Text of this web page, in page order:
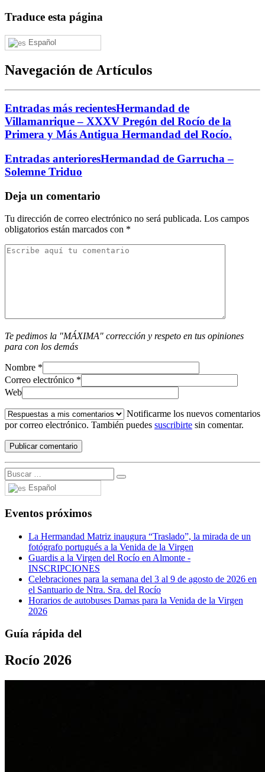
Traduce esta página
Español
Navegación de Artículos
Entradas más recientesHermandad de
Villamanrique – XXXV Pregón del Rocío de la
Primera y Más Antigua Hermandad del Rocío.
Entradas anterioresHermandad de Garrucha –
Solemne Triduo
Deja un comentario
Tu dirección de correo electrónico no será publicada. Los campos
obligatorios están marcados con *
Te pedimos la "MÁXIMA" corrección y respeto en tus opiniones
para con los demás
Nombre *
Correo electrónico *
Web
Notificarme los nuevos comentarios
por correo electrónico. También puedes suscribirte sin comentar.
Español
Eventos próximos
La Hermandad Matriz inaugura “Traslado”, la mirada de un
fotógrafo portugués a la Venida de la Virgen
Guardis a la Virgen del Rocío en Almonte -
INSCRIPCIONES
Celebraciones para la semana del 3 al 9 de agosto de 2026 en
el Santuario de Ntra. Sra. del Rocío
Horarios de autobuses Damas para la Venida de la Virgen
2026
Guía rápida del
Rocío 2026